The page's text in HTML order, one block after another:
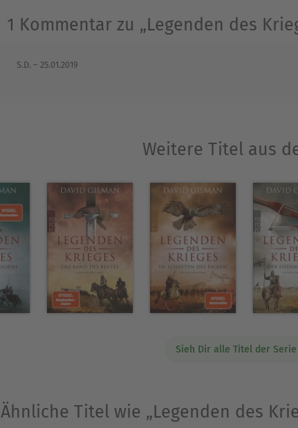
Ausblenden
1 Kommentar zu „Legenden des
S.D. – 25.01.2019
Weitere Titel aus
Sieh Dir alle Titel der Serie
Ähnliche Titel wie „Legenden des